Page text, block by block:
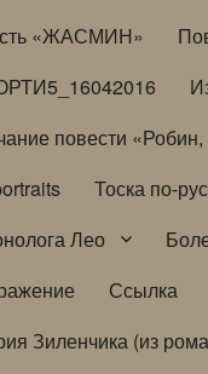
«ЖАСМИН»
повести
Тоска по-
Лео
Ссылка
Зиленчика (из